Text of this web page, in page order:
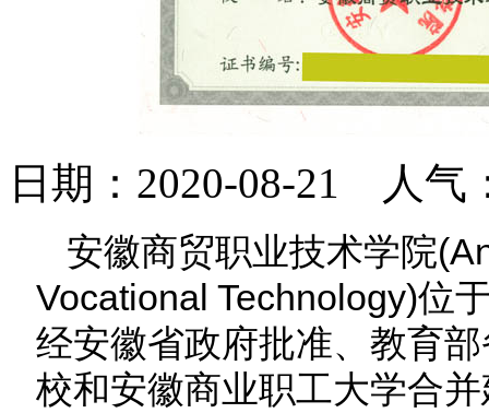
日期：2020-08-21 人气
安徽商贸职业技术学院
Vocational Technology)位
经安徽省政府批准、教育
校和安徽商业职工大学合